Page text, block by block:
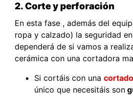
2. Corte y perforación
En esta fase , además del
ropa y calzado) la seguridad
dependerá de si vamos a
cerámica con una cortadora
Si cortáis con una
único que necesitáis son